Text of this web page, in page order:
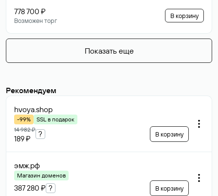
778 700 ₽
Возможен торг
В корзину
Показать еще
Рекомендуем
hvoya.shop
-99%
SSL в подарок
14 982 ₽
189 ₽
? В корзину
эмж.рф
Магазин доменов
387 280 ₽ ? В корзину